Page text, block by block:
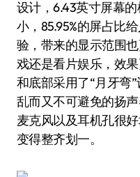
设计，6.43英寸屏幕
小，85.95%的屏占比
验，带来的显示范围
戏还是看片娱乐，效果
和底部采用了“月牙弯
乱而又不可避免的扬
麦克风以及耳机孔很
变得整齐划一。